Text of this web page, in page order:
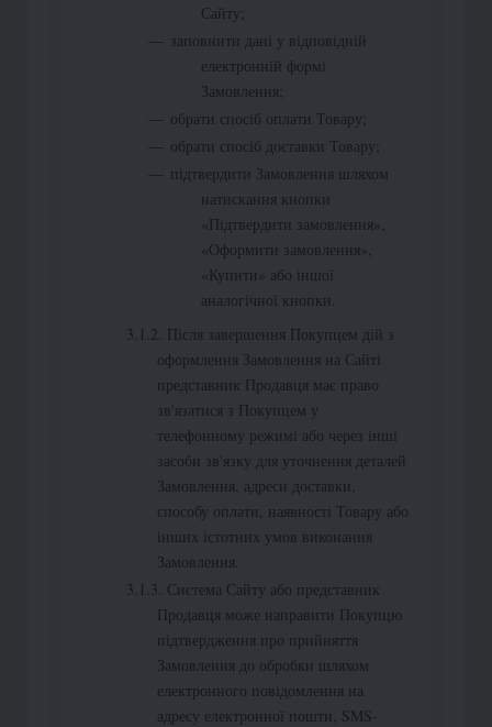
Сайту;
заповнити дані у відповідній
електронній формі
Замовлення;
обрати спосіб оплати Товару;
обрати спосіб доставки Товару;
підтвердити Замовлення шляхом
натискання кнопки
«Підтвердити замовлення»,
«Оформити замовлення»,
«Купити» або іншої
аналогічної кнопки.
Після завершення Покупцем дій з
оформлення Замовлення на Сайті
представник Продавця має право
зв'язатися з Покупцем у
телефонному режимі або через інші
засоби зв'язку для уточнення деталей
Замовлення, адреси доставки,
способу оплати, наявності Товару або
інших істотних умов виконання
Замовлення.
Система Сайту або представник
Продавця може направити Покупцю
підтвердження про прийняття
Замовлення до обробки шляхом
електронного повідомлення на
адресу електронної пошти, SMS-